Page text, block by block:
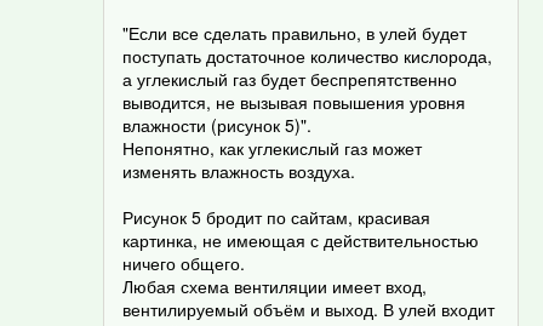
"Если все сделать правильно, в улей будет
поступать достаточное количество кислорода,
а углекислый газ будет беспрепятственно
выводится, не вызывая повышения уровня
влажности (рисунок 5)".
Непонятно, как углекислый газ может
изменять влажность воздуха.
Рисунок 5 бродит по сайтам, красивая
картинка, не имеющая с действительностью
ничего общего.
Любая схема вентиляции имеет вход,
вентилируемый объём и выход. В улей входит